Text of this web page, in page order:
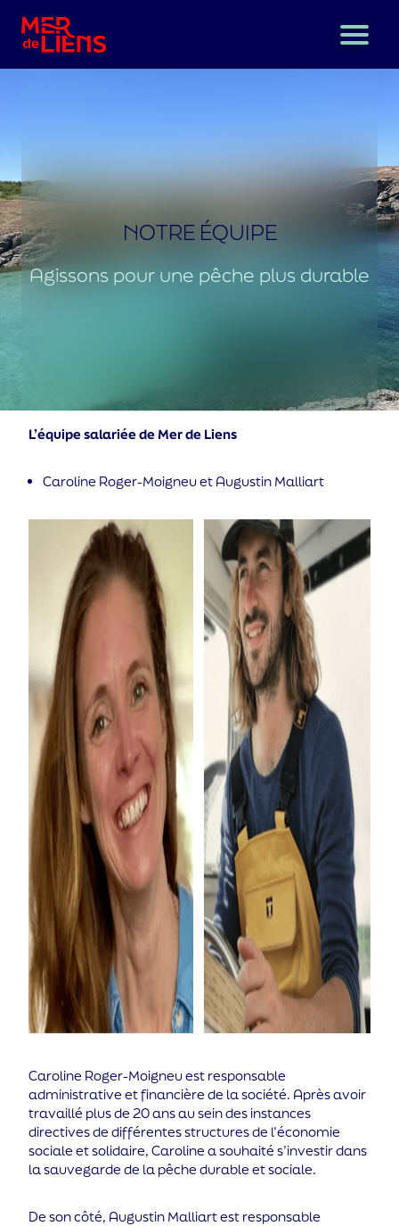
L’épargne solidaire, c’est quoi ?
J’épargne solidaire
Nous contacter
NOTRE ÉQUIPE
Agissons pour une pêche plus durable
L’équipe salariée de Mer de Liens
Caroline Roger-Moigneu et Augustin Malliart
Caroline Roger-Moigneu est responsable
administrative et financière de la société. Après avoir
travaillé plus de 20 ans au sein des instances
directives de différentes structures de l’économie
sociale et solidaire, Caroline a souhaité s’investir dans
la sauvegarde de la pêche durable et sociale.
De son côté, Augustin Malliart est responsable